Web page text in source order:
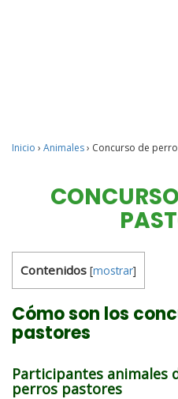
Inicio › Animales› Concurso de
Contenidos [mostrar]
Cómo son los
pastores
Participantes animales
perros pastores